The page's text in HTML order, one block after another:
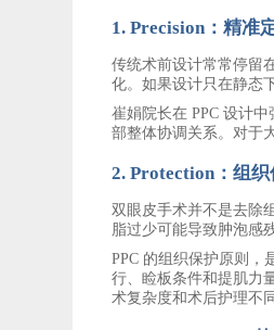
1. Precision：精准
传统术前设计常常停留
化。如果设计只在静态
崔娟 院长在 PPC 设计
部整体协调关系。对于
2. Protection：组
双眼皮手术并不是去除
脂过少可能导致肿泡感
PPC 的组织保护原则，
行、睑板条件和提肌力
术复杂度和术后护理不